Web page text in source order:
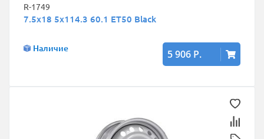
R-1749
7.5x18 5x114.3 60.1 ET50 Black
Наличие 5 906 Р.